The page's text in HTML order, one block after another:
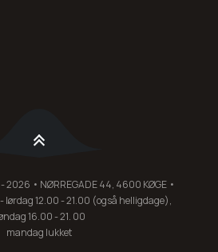
2026 • NØRREGADE 44, 4600 KØGE •
12.00 - 21.00 (også helligdage),
16.00 - 21. 00
mandag lukket